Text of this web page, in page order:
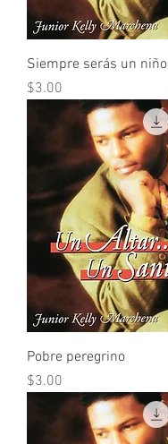
Siempre serás un niño
Precio
$3.00
Pobre peregrino
Precio
$3.00